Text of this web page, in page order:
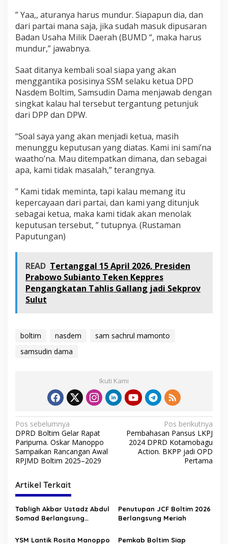
” Yaa,, aturanya harus mundur. Siapapun dia, dan
dari partai mana saja, jika sudah masuk dipusaran
Badan Usaha Milik Daerah (BUMD “, maka harus
mundur,” jawabnya.
Saat ditanya kembali soal siapa yang akan
menggantika posisinya SSM selaku ketua DPD
Nasdem Boltim, Samsudin Dama menjawab dengan
singkat kalau hal tersebut tergantung petunjuk
dari DPP dan DPW.
“Soal saya yang akan menjadi ketua, masih
menunggu keputusan yang diatas. Kami ini sami’na
waatho’na. Mau ditempatkan dimana, dan sebagai
apa, kami tidak masalah,” terangnya.
” Kami tidak meminta, tapi kalau memang itu
kepercayaan dari partai, dan kami yang ditunjuk
sebagai ketua, maka kami tidak akan menolak
keputusan tersebut, ” tutupnya. (Rustaman
Paputungan)
READ Tertanggal 15 April 2026, Presiden
Prabowo Subianto Teken Keppres
Pengangkatan Tahlis Gallang jadi Sekprov
Sulut
boltim nasdem
sam sachrul mamonto
samsudin dama
Ikuti Kami
N
a
v
i
g
a
s
i
Pos sebelumnya
DPRD Boltim Gelar Rapat
Paripurna. Oskar Manoppo
Sampaikan Rancangan Awal
RPJMD Boltim 2025–2029
Pos berikutnya
Pembahasan Pansus LKPJ
2024 DPRD Kotamobagu
Action. BKPP jadi OPD
Pertama
Artikel Terkait
Tabligh Akbar Ustadz Abdul
Somad Berlangsung
Padati Lapangan
Penutupan JCF Boltim 2026
Berlangsung Meriah
YSM Lantik Rosita Manoppo Pemkab Boltim Siap